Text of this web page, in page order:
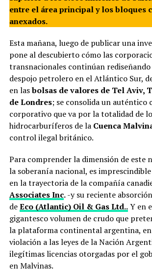
entre el área principal y los bloques
anexados.
Esta mañana, luego de publicar una
pone al descubierto cómo las
transnacionales continúan rediseñando
despojo petrolero en el Atlántico Sur,
en lasbolsas de valores de Tel Aviv,
de Londres; se consolida un auténtico
corporativo que va por la totalidad de
hidrocarburíferos de la Cuenca
control ilegal británico.
Para comprender la dimensión de este
la soberanía nacional, es
en la trayectoria de la compañía
Associates Inc.-y su reciente
deEco (Atlantic) Oil & Gas Ltd..Y en
gigantesco volumen de crudo que
la plataforma continental argentina,
violación a las leyes de la Nación
ilegítimas licencias otorgadas por el
en Malvinas.